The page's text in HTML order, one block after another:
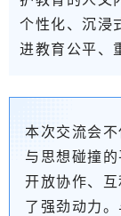
个性化、沉浸
进教育公平、
本次交流会
与思想碰撞
开放协作、
了强劲动力。